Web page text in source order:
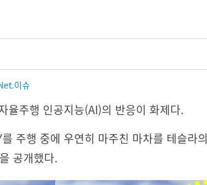
이슈
율주행 인공지능(AI)의 반응이 화제다.
주행 중에 우연히 마주친 마차를 테슬라의
공개했다.